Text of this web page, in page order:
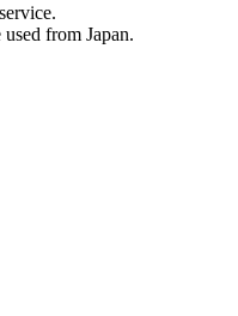
from Japan.